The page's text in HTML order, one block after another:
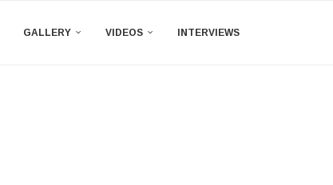
GALLERY VIDEOS INTERVIEWS